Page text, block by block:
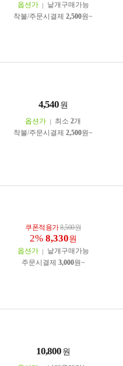
옵션가
낱개구매가능
착불/주문시결제 2,500원~
4,540 원
옵션가 최소 2개
착불/주문시결제 2,500원~
쿠폰적용가8,500원
2% 8,330원
옵션가
낱개구매가능
주문시결제 3,000원~
10,800 원